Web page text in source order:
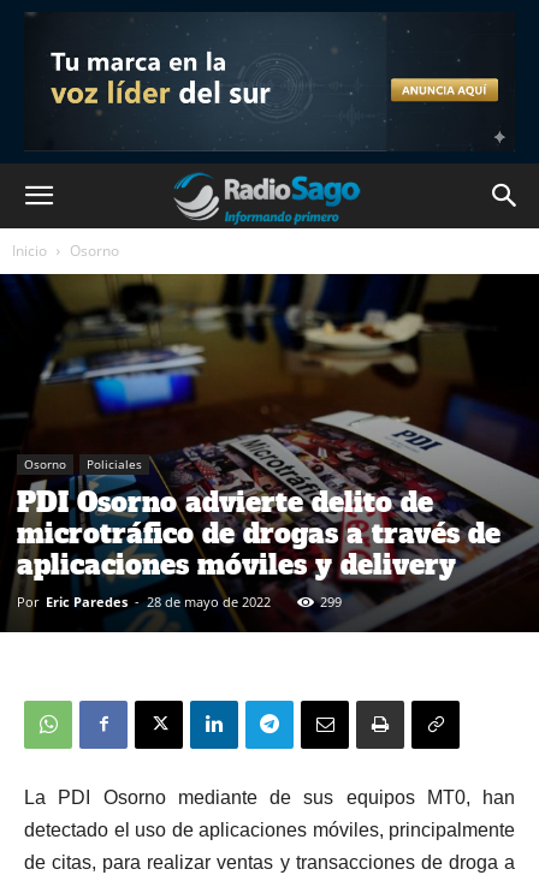
Inicio Osorno
Osorno Policiales
PDI Osorno advierte delito de
microtráfico de drogas a través de
aplicaciones móviles y delivery
Por Eric Paredes - 28 de mayo de 2022 299
La PDI Osorno mediante de sus equipos MT0, han
detectado el uso de aplicaciones móviles, principalmente
de citas, para realizar ventas y transacciones de droga a